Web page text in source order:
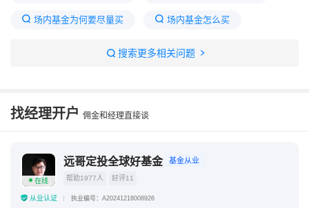
场内基金为何要尽量买 场内基金怎么买
搜索更多相关问题
找经理开户 佣金和经理直接谈
在线
远哥定投全球好基金 基金从业
帮助1977人 好评11
从业认证 执业编号：A20241218008926